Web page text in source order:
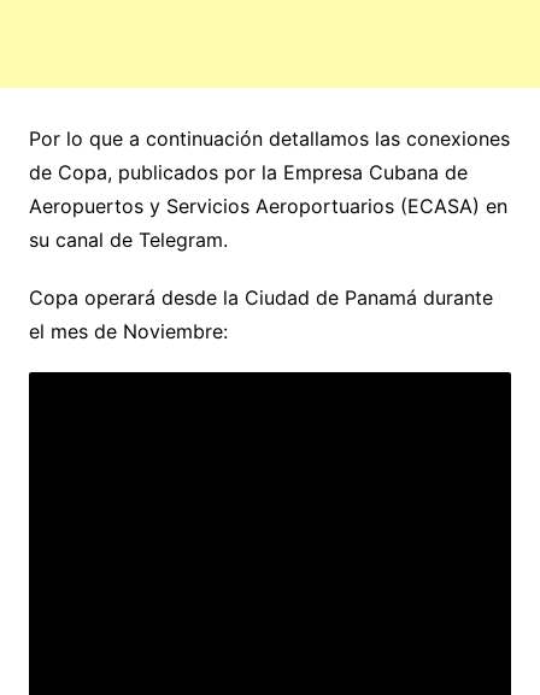
Por lo que a continuación detallamos las conexiones
de Copa, publicados por la Empresa Cubana de
Aeropuertos y Servicios Aeroportuarios (ECASA) en
su canal de Telegram.
Copa operará desde la Ciudad de Panamá durante
el mes de Noviembre: